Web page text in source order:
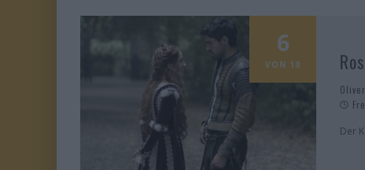
6
VON 10
Der